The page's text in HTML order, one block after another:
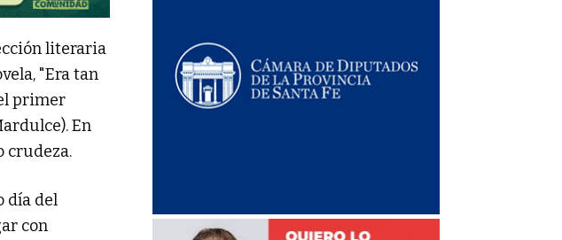
literaria
"Era tan
primer
En
crudeza.
día del
con